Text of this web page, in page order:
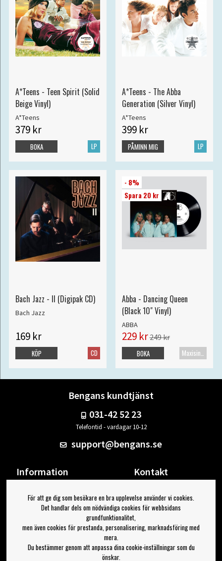
A*Teens - Teen Spirit (Solid
Beige Vinyl)
A*Teens
379 kr
LP
BOKA
A*Teens - The Abba
Generation (Silver Vinyl)
A*Teens
399 kr
LP
PÅMINN MIG
Bach Jazz - II (Digipak CD)
Bach Jazz
169 kr
CD
KÖP
- 8%
Spara 20 kr
Abba - Dancing Queen
(Black 10" Vinyl)
ABBA
229 kr249 kr
Maxisingel
BOKA
Bengans kundtjänst
031-42 52 23
Telefontid - vardagar 10-12
support@bengans.se
Information
Om Bengans
FAQ / Köp- & Leveransvillkor
Kontakt
Din sida
Logga ut
Jag vill ha tips från Bengans
För att ge dig som besökare en bra upplevelse använder vi cookies.
Det handlar dels om nödvändiga cookies för webbsidans
grundfunktionalitet,
men även cookies för prestanda, personalisering, marknadsföring med
mera.
Du bestämmer genom att anpassa dina cookie-inställningar som du
önskar.